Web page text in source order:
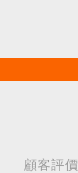
顧客評價